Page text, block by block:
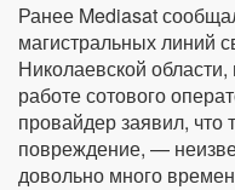
Ранее Mediasat
магистральных линий
Николаевской
работе сотового
провайдер заявил, что
повреждение, —
довольно много